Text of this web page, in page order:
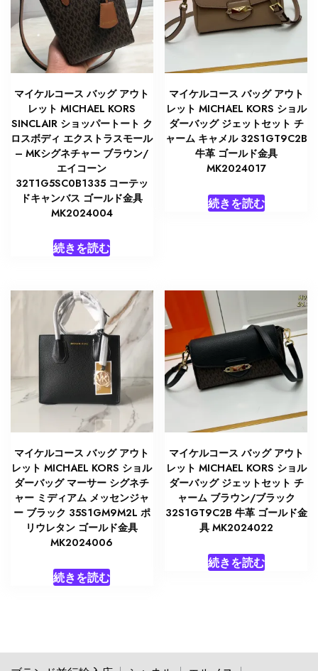
マイケルコース バッグ アウト
レット MICHAEL KORS
SINCLAIR ショッパートート ク
ロスボディ エクストラスモール
– MKシグネチャー ブラウン/
エイコーン
32T1G5SC0B1335 コーテッ
ドキャンバス ゴールド金具
MK2024004
続きを読む
マイケルコース バッグ アウト
レット MICHAEL KORS ショル
ダーバッグ ジェットセット チ
ャーム キャメル 32S1GT9C2B
牛革 ゴールド金具
MK2024017
続きを読む
マイケルコース バッグ アウト
レット MICHAEL KORS ショル
ダーバッグ マーサー シグネチ
ャー ミディアム メッセンジャ
ー ブラック 35S1GM9M2L ポ
リウレタン ゴールド金具
MK2024006
続きを読む
マイケルコース バッグ アウト
レット MICHAEL KORS ショル
ダーバッグ ジェットセット チ
ャーム ブラウン/ブラック
32S1GT9C2B 牛革 ゴールド金
具 MK2024022
続きを読む